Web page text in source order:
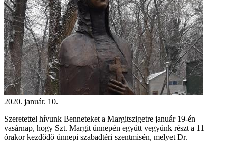
2020. január. 10.
Szeretettel hívunk Benneteket a Margitszigetre január 19-én
vasárnap, hogy Szt. Margit ünnepén együtt vegyünk részt a 11
órakor kezdődő ünnepi szabadtéri szentmisén, melyet Dr.